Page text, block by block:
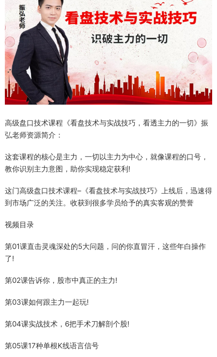
高级盘口技术课程《看盘技术与实战技巧，看透主力的一切》振
弘老师资源简介：
这套课程的核心是主力，一切以主力为中心，就像课程的口号，
教你识别主力意图，助你实现稳定获利!
这门高级盘口技术课程–《看盘技术与实战技巧》上线后，迅速得
到市场广泛的关注。收获到很多学员给予的真实客观的赞誉
视频目录
第01课直击灵魂深处的5大问题，问的你直冒汗，这些年白操作
了!
第02课告诉你，股市中真正的主力!
第03课如何跟主力一起玩!
第04课实战技术，6把手术刀解剖个股!
第05课17种单根K线语言信号